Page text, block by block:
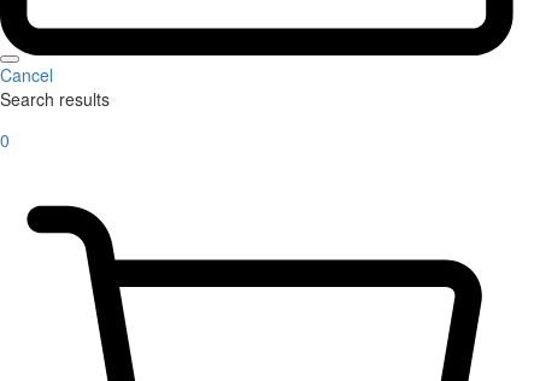
Cancel
Search results
0